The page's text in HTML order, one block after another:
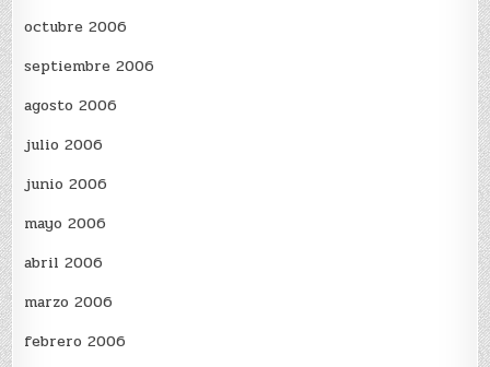
octubre 2006
septiembre 2006
agosto 2006
julio 2006
junio 2006
mayo 2006
abril 2006
marzo 2006
febrero 2006